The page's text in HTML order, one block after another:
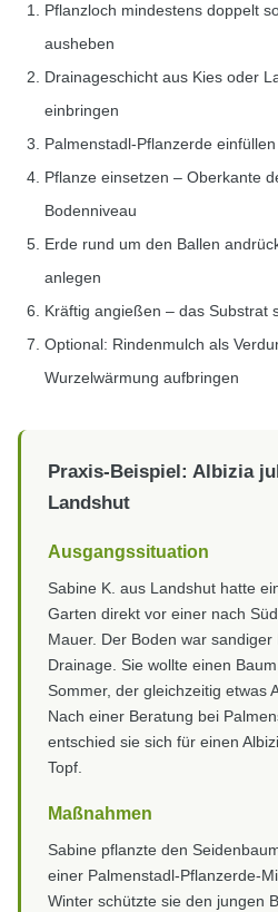
Pflanzloch mindestens doppelt
ausheben
Drainageschicht aus Kies oder
einbringen
Palmenstadl-Pflanzerde
Pflanze einsetzen – Oberkante
Bodenniveau
Erde rund um den Ballen
anlegen
Kräftig angießen – das Substrat
Optional: Rindenmulch als
Wurzelwärmung aufbringen
Praxis-Beispiel: Albizia
Landshut
Ausgangssituation
Sabine K. aus Landshut hatte
Garten direkt vor einer nach
Mauer. Der Boden war
Drainage. Sie wollte einen
Sommer, der gleichzeitig etwas
Nach einer Beratung bei
entschied sie sich für einen
Topf.
Maßnahmen
Sabine pflanzte den
einer Palmenstadl-Pflanzerde-
Winter schützte sie den jungen